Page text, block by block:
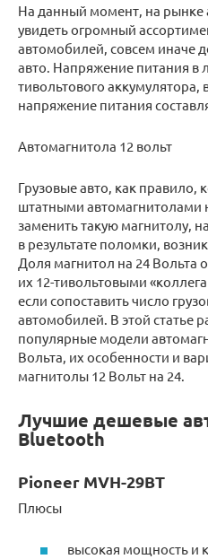
На данный момент, на рынке
увидеть огромный
автомобилей, совсем иначе
авто. Напряжение питания в
тивольтового аккумулятора,
напряжение питания
Автомагнитола 12 вольт
Грузовые авто, как правило,
штатными автомагнитолами
заменить такую магнитолу,
в результате поломки,
Доля магнитол на 24 Вольта
их 12-тивольтовыми
если сопоставить число
автомобилей. В этой статье
популярные модели
Вольта, их особенности и
магнитолы 12 Вольт на 24.
Лучшие дешевые
Bluetooth
Pioneer MVH-29BT
Плюсы
высокая мощность и